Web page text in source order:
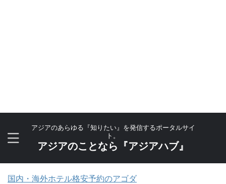
アジアのあらゆる『知りたい』を発信するポータルサイ
ト。
アジアのことなら『アジアハブ』
国内・海外ホテル格安予約のアゴダ